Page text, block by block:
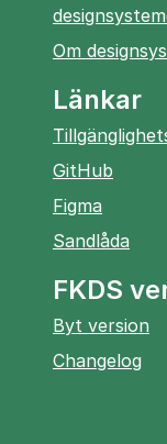
Om
Länkar
GitHub
öppnas
i
ny
flik
Figma
öppnas
i
flik
Sandlåda
öppnas
ny
flik
FKDS
Byt version
Changelog